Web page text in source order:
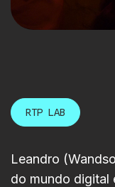
RTP LAB
Leandro
do mundo digital